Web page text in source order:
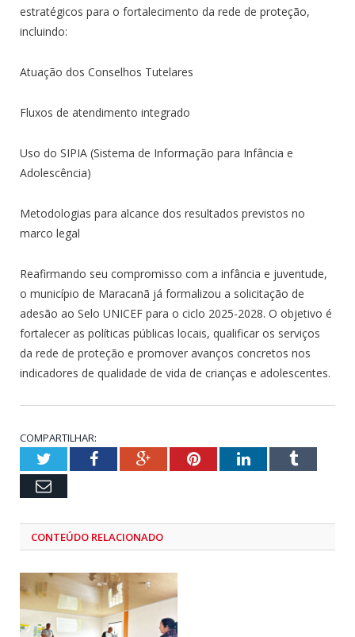
estratégicos para o fortalecimento da rede de proteção,
incluindo:
Atuação dos Conselhos Tutelares
Fluxos de atendimento integrado
Uso do SIPIA (Sistema de Informação para Infância e
Adolescência)
Metodologias para alcance dos resultados previstos no
marco legal
Reafirmando seu compromisso com a infância e juventude,
o município de Maracanã já formalizou a solicitação de
adesão ao Selo UNICEF para o ciclo 2025-2028. O objetivo é
fortalecer as políticas públicas locais, qualificar os serviços
da rede de proteção e promover avanços concretos nos
indicadores de qualidade de vida de crianças e adolescentes.
COMPARTILHAR:
TwitterFacebookGoogle+PinterestLinkedInTumblr
Email
CONTEÚDO RELACIONADO